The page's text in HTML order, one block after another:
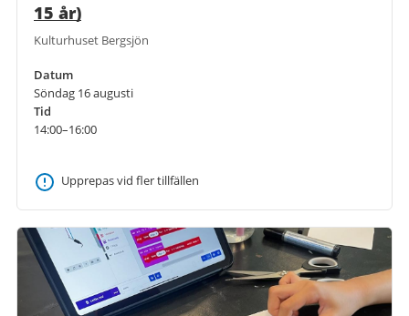
15 år)
Kulturhuset Bergsjön
Datum
Söndag 16 augusti
Tid
14:00–16:00
Upprepas vid fler tillfällen